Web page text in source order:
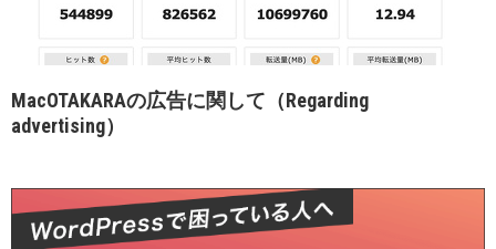
MacOTAKARAの広告に関して（Regarding
advertising）